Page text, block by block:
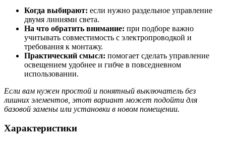
Когда выбирают: если нужно раздельное управление
двумя линиями света.
На что обратить внимание: при подборе важно
учитывать совместимость с электропроводкой и
требования к монтажу.
Практический смысл: помогает сделать управление
освещением удобнее и гибче в повседневном
использовании.
Если вам нужен простой и понятный выключатель без
лишних элементов, этот вариант может подойти для
базовой замены или установки в новом помещении.
Характеристики